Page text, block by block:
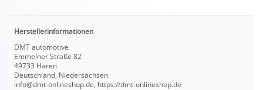
Herstellerinformationen
DMT automotive
Emmelner Straße 82
49733 Haren
Deutschland, Niedersachsen
info@dmt-onlineshop.de, https://dmt-onlineshop.de